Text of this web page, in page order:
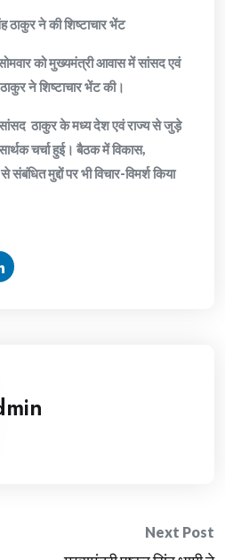
ठाकुर ने की शिष्टाचार भेंट
को मुख्यमंत्री आवास में सांसद एवं
ने शिष्टाचार भेंट की।
ठाकुर के मध्य देश एवं राज्य से जुड़े
चर्चा हुई। बैठक में विकास,
मुद्दों पर भी विचार-विमर्श किया
Next Post